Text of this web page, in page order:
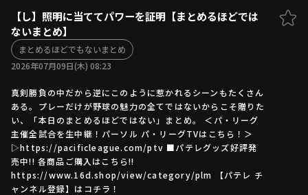
ファーム東地区
ファーム中地区
ファーム西地区
交流戦
選手名鑑
選手名鑑トップ
北海道日本ハムファイターズ
東北楽天ゴールデンイーグルス
埼玉西武ライオンズ
千葉ロッテマリーンズ
オリックス・バファローズ
福岡ソフトバンクホークス
ニュース
設定
【し】照明に当ててパワーを証明【まとめるほどでは
ないまとめ】
まとめるほどでもないまとめ
2026年07月09日(木) 08:23
真剣勝負の中だから逆にこのように惹かれるシーンもたくさん
ある。プレーだけが野球の魅力の全てではないからこそ贈りた
い、「本日のまとめるほどではない」まとめ。 ＜パ・リーグ
主催全試合を生中継！パーソル パ・リーグTVはこちら！＞
▷https://pacificleague.com/ptv ■パテレグッズ好評発
売中!! 各商品ご購入はこちら!!
https://www.16d.shop/view/category/plm 【パテレ チ
ャンネル登録】はコチラ！